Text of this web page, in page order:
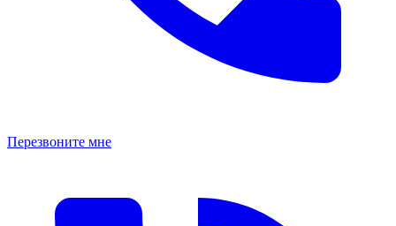
Перезвоните мне